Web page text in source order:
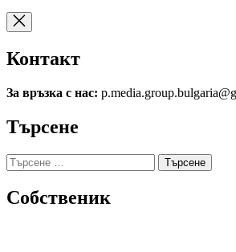
Контакт
За връзка с нас:
Търсене
Търсене
за:
Собственик